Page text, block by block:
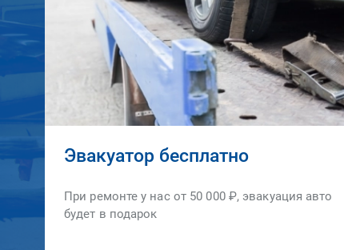
Эвакуатор бесплатно
При ремонте у нас от 50 000 ₽, эвакуация авто
будет в подарок